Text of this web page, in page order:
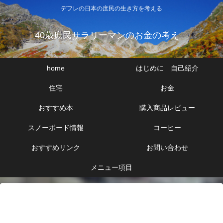
デフレの日本の庶民の生き方を考える
40歳庶民サラリーマンのお金の考え
home はじめに 自己紹介
住宅 お金
おすすめ本 購入商品レビュー
スノーボード情報 コーヒー
おすすめリンク お問い合わせ
メニュー項目